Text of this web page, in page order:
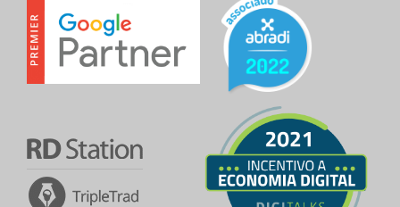
new
window
new
window
new
window
new
window